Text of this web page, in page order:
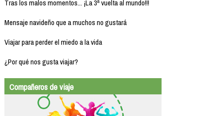
Tras los malos momentos... ¡La 3ª vuelta al mundo!!!
Mensaje navideño que a muchos no gustará
Viajar para perder el miedo a la vida
¿Por qué nos gusta viajar?
Compañeros de viaje